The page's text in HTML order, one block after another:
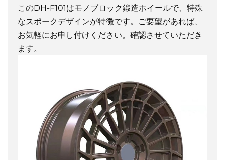
このDH-F101はモノブロック鍛造ホイールで、特殊
なスポークデザインが特徴です。ご要望があれば、
お気軽にお申し付けください。確認させていただき
ます。